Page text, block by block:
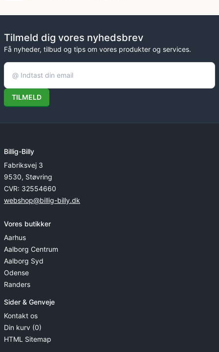
Tilmeld dig vores nyhedsbrev
Få nyheder, tilbud og tips om vores produkter og services.
TILMELD
Billig-Billy
Fabriksvej 3
9530, Støvring
CVR: 32554660
webshop@billig-billy.dk
Vores butikker
Aarhus
Aalborg Centrum
Aalborg Syd
Odense
Randers
Sider & Genveje
Kontakt os
Din kurv (0)
HTML Sitemap